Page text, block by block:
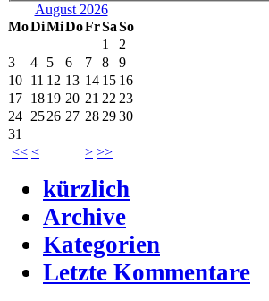
August 2026
MoDiMiDoFrSaSo
<< < > >>
1
2
3
4 5 6 7 8
9
10 11 12 13 14 15 16
17 1819 20 21 22 23
24 2526 27 28 2930
31
kürzlich
Archive
Kategorien
Letzte Kommentare